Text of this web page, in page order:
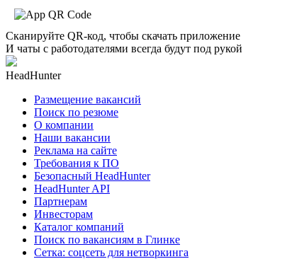
Сканируйте QR-код, чтобы скачать приложение
И чаты с работодателями всегда будут под рукой
HeadHunter
Размещение вакансий
Поиск по резюме
О компании
Наши вакансии
Реклама на сайте
Требования к ПО
Безопасный HeadHunter
HeadHunter API
Партнерам
Инвесторам
Каталог компаний
Поиск по вакансиям в Глинке
Сетка: соцсеть для нетворкинга